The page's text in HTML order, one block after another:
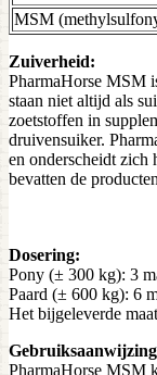
MSM
Zuiverheid:
PharmaHorse MSM
staan niet altijd als
zoetstoffen in
druivensuiker.
en onderscheidt zich
bevatten de
Dosering:
Pony (± 300 kg): 3
Paard (± 600 kg): 6
Het bijgeleverde
PharmaHorse MSM